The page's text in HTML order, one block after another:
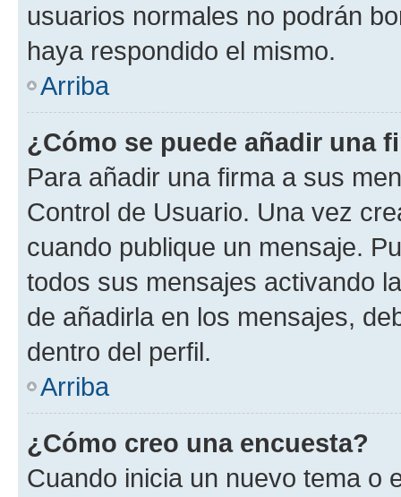
usuarios normales no podrán
haya respondido el mismo.
Arriba
¿Cómo se puede añadir una
Para añadir una firma a sus
Control de Usuario. Una vez
cuando publique un mensaje.
todos sus mensajes activando
de añadirla en los mensajes,
dentro del perfil.
Arriba
¿Cómo creo una encuesta?
Cuando inicia un nuevo tema o